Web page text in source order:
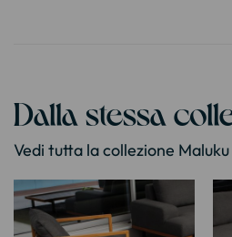
Dalla stessa
Vedi tutta la collezione